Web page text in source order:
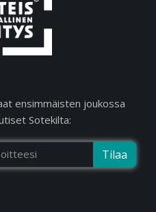
ensimmäisten joukossa
Sotekilta:
Tilaa